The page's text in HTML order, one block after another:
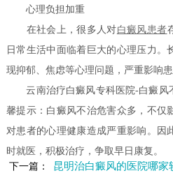
心理负担加重
在社会上，很多人对白癜风患者
日常生活中面临着巨大的心理压力。
现抑郁、焦虑等心理问题，严重影响患
云南治疗白癜风专科医院-白癜风
馨提示：白癜风不治危害众多，不仅
对患者的心理健康造成严重影响。因
时就医，积极治疗，争取早日康复。
下一篇：
昆明治白癜风的医院哪家较